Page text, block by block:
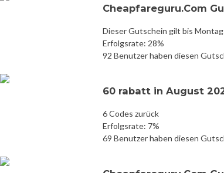
Cheapfareguru.Com
Dieser Gutschein gilt bis Montag
Erfolgsrate: 28%
92 Benutzer haben diesen
60 rabatt in August
6 Codes zurück
Erfolgsrate: 7%
69 Benutzer haben diesen